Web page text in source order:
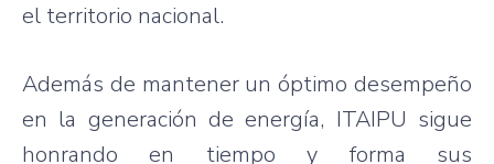
el territorio nacional.
Además de mantener un óptimo desempeño
en la generación de energía, ITAIPU sigue
honrando en tiempo y forma sus